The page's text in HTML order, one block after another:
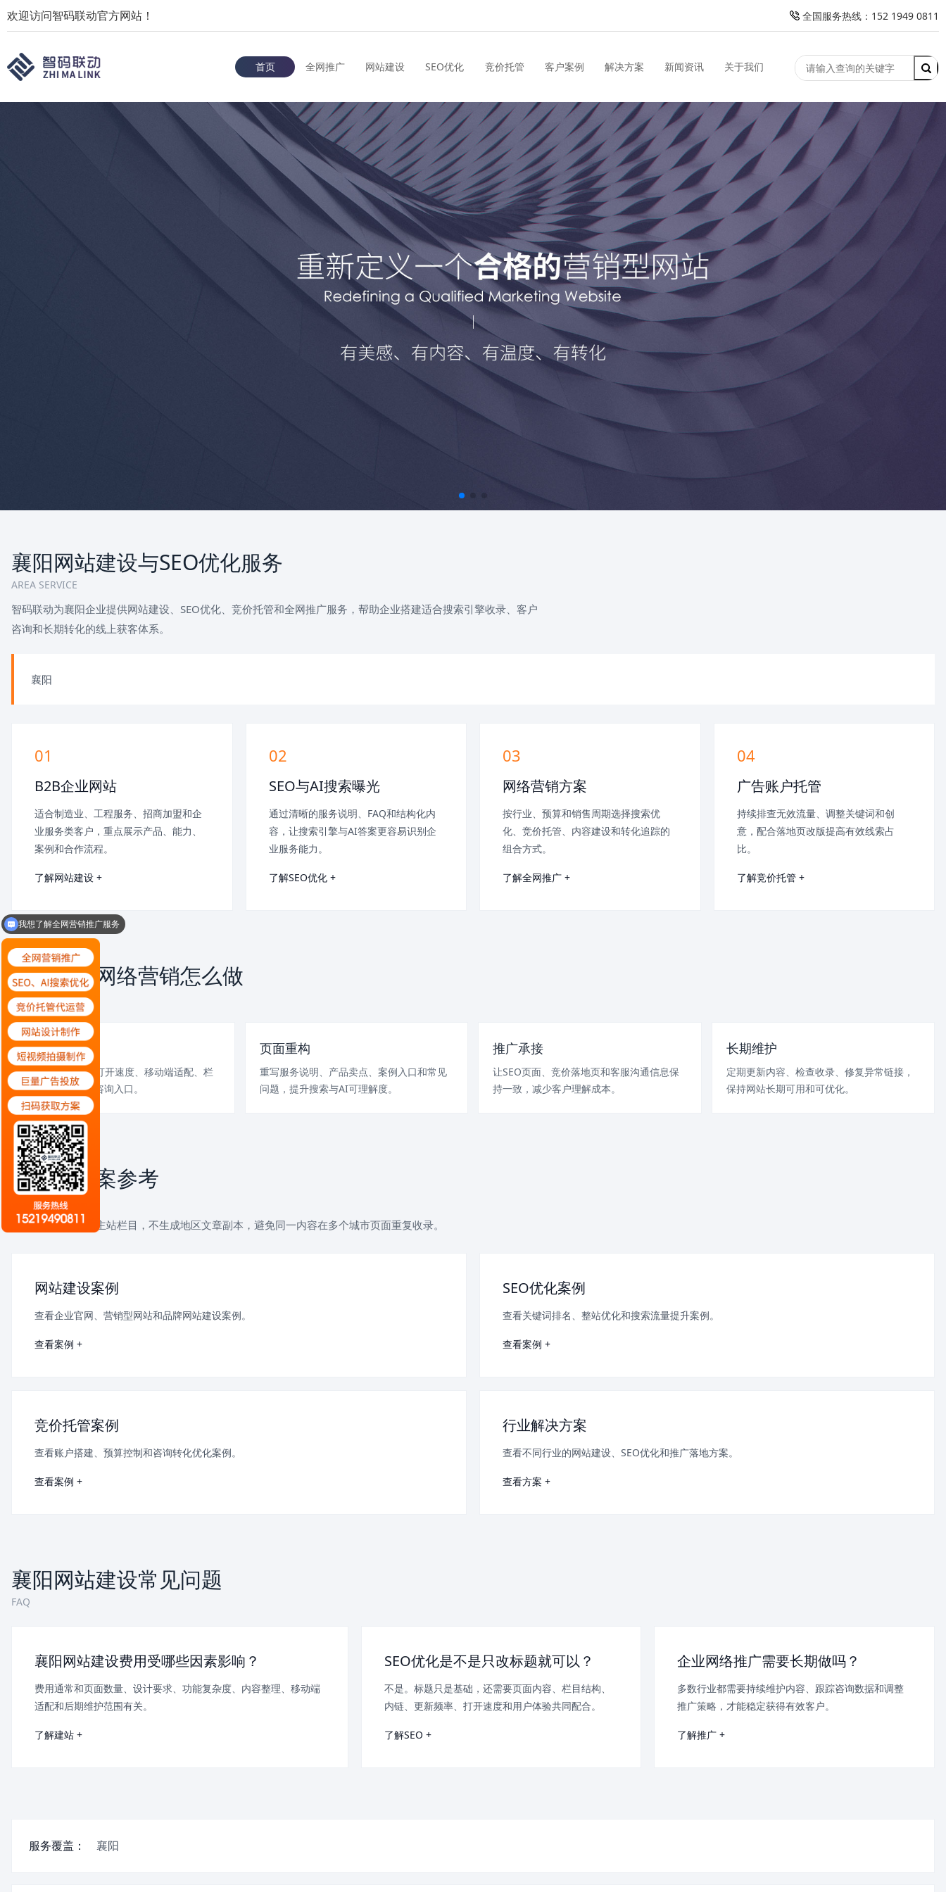
欢迎访问智码联动官方网站！ 全国服务热线：152 1949 0811
首页 全网推广 网站建设 SEO优化 竞价托管 客户案例 解决方案 新闻资讯 关于我们
襄阳网站建设与SEO优化服务
AREA SERVICE
智码联动为襄阳企业提供网站建设、SEO优化、竞价托管和全网推广服务，帮助企业搭建适合搜索引擎收录、客户
咨询和长期转化的线上获客体系。
襄阳
01
B2B企业网站
适合制造业、工程服务、招商加盟和企
业服务类客户，重点展示产品、能力、
案例和合作流程。
了解网站建设 +
02
SEO与AI搜索曝光
通过清晰的服务说明、FAQ和结构化内
容，让搜索引擎与AI答案更容易识别企
业服务能力。
了解SEO优化 +
03
网络营销方案
按行业、预算和销售周期选择搜索优
化、竞价托管、内容建设和转化追踪的
组合方式。
了解全网推广 +
04
广告账户托管
持续排查无效流量、调整关键词和创
意，配合落地页改版提高有效线索占
比。
了解竞价托管 +
襄阳企业网络营销怎么做
SERVICE PLAN
网站体检
检查现有网站的打开速度、移动端适配、栏
目层级、TDK和咨询入口。
页面重构
重写服务说明、产品卖点、案例入口和常见
问题，提升搜索与AI可理解度。
推广承接
让SEO页面、竞价落地页和客服沟通信息保
持一致，减少客户理解成本。
长期维护
定期更新内容、检查收录、修复异常链接，
保持网站长期可用和可优化。
案例与方案参考
CASE REFERENCE
以下链接统一回到主站栏目，不生成地区文章副本，避免同一内容在多个城市页面重复收录。
网站建设案例
查看企业官网、营销型网站和品牌网站建设案例。
查看案例 +
SEO优化案例
查看关键词排名、整站优化和搜索流量提升案例。
查看案例 +
竞价托管案例
查看账户搭建、预算控制和咨询转化优化案例。
查看案例 +
行业解决方案
查看不同行业的网站建设、SEO优化和推广落地方案。
查看方案 +
襄阳网站建设常见问题
FAQ
襄阳网站建设费用受哪些因素影响？
费用通常和页面数量、设计要求、功能复杂度、内容整理、移动端
适配和后期维护范围有关。
了解建站 +
SEO优化是不是只改标题就可以？
不是。标题只是基础，还需要页面内容、栏目结构、
内链、更新频率、打开速度和用户体验共同配合。
了解SEO +
企业网络推广需要长期做吗？
多数行业都需要持续维护内容、跟踪咨询数据和调整
推广策略，才能稳定获得有效客户。
了解推广 +
服务覆盖： 襄阳
我想了解全网营销推广服务
我想了解竞价托管代运营服务